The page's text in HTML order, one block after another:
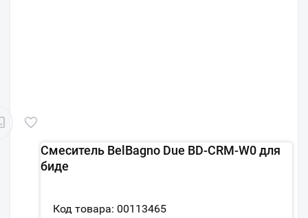
Смеситель BelBagno Due BD-CRM-W0 для
биде
Код товара: 00113465